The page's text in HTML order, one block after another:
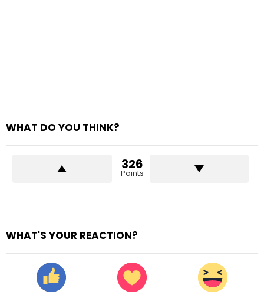
WHAT DO YOU THINK?
326
Points
WHAT'S YOUR REACTION?